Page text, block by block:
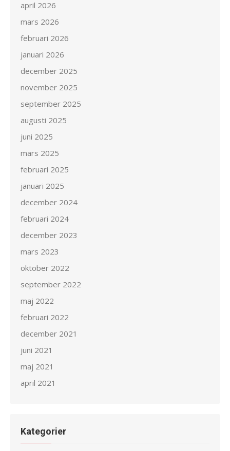
april 2026
mars 2026
februari 2026
januari 2026
december 2025
november 2025
september 2025
augusti 2025
juni 2025
mars 2025
februari 2025
januari 2025
december 2024
februari 2024
december 2023
mars 2023
oktober 2022
september 2022
maj 2022
februari 2022
december 2021
juni 2021
maj 2021
april 2021
Kategorier